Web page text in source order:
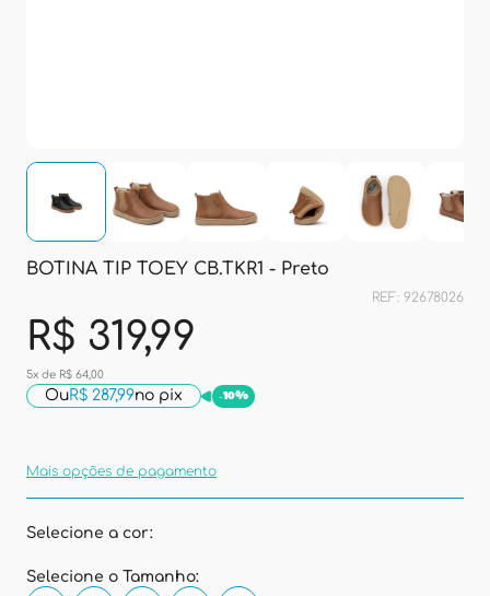
BOTINA TIP TOEY CB.TKR1 - Preto
REF: 92678026
R$ 319,99
5x de R$ 64,00
OuR$ 287,99no pix -10%
Mais opções de pagamento
Selecione a cor:
Selecione o Tamanho: